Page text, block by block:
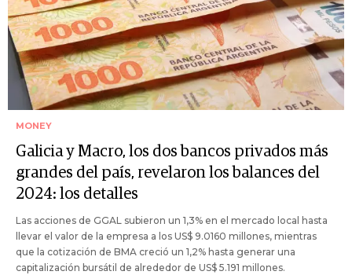
MONEY
Galicia y Macro, los dos bancos privados más
grandes del país, revelaron los balances del
2024: los detalles
Las acciones de GGAL subieron un 1,3% en el mercado local hasta
llevar el valor de la empresa a los US$ 9.0160 millones, mientras
que la cotización de BMA creció un 1,2% hasta generar una
capitalización bursátil de alrededor de US$ 5.191 millones.